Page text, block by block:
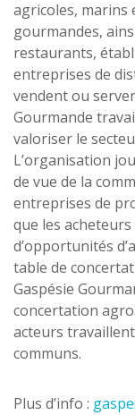
agricoles,
gourmandes,
restaurants,
entreprises de
vendent ou
Gourmande
valoriser le
L’organisation
de vue de la
entreprises de
que les
d’opportunités
table de
Gaspésie
concertation
acteurs
communs.
Plus d’info :